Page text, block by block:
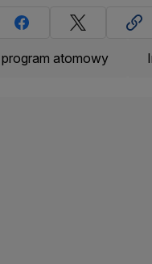
program atomowy